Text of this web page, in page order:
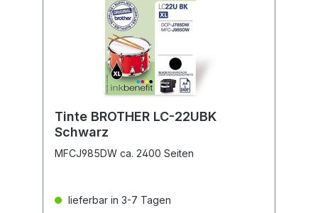
Tinte BROTHER LC-22UBK
Schwarz
MFCJ985DW ca. 2400 Seiten
lieferbar in 3-7 Tagen